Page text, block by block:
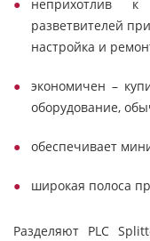
неприхотлив
разветвителей
настройка и
экономичен –
оборудование,
обеспечивает
широкая полоса
Разделяют PLC